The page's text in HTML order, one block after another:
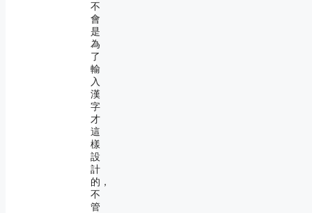
不
會
是
為
了
輸
入
漢
字
才
這
樣
設
計
的，
不
管